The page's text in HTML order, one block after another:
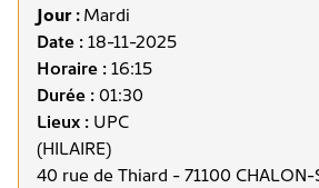
Jour :Mardi
Date :18-11-2025
Horaire :16:15
Durée :01:30
Lieux : UPC
(HILAIRE)
40 rue de Thiard - 71100 CHALON-